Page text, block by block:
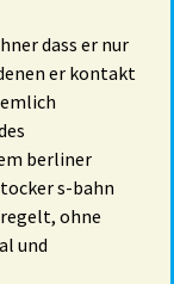
dass er nur
er kontakt
berliner
s-bahn
ohne
und